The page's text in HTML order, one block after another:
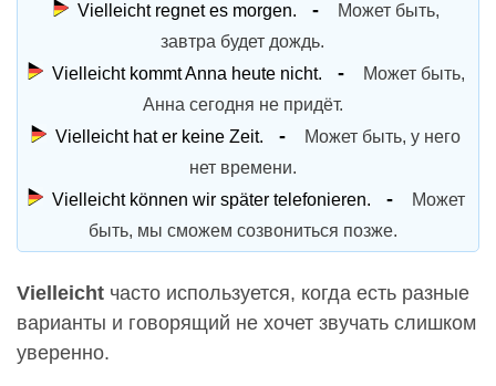
Vielleicht regnet es morgen.
Может быть,
завтра будет дождь.
Vielleicht kommt Anna heute nicht.
Может быть,
Анна сегодня не придёт.
Vielleicht hat er keine Zeit.
Может быть, у него
нет времени.
Vielleicht können wir später telefonieren.
Может
быть, мы сможем созвониться позже.
Vielleicht часто используется, когда есть разные
варианты и говорящий не хочет звучать слишком
уверенно.